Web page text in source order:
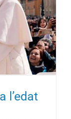
l’edat